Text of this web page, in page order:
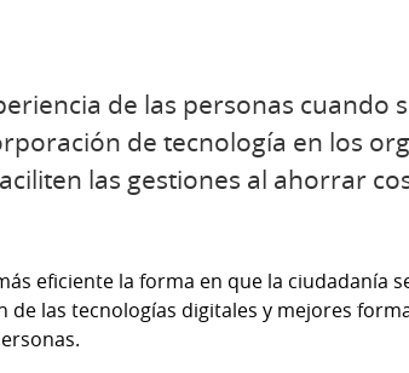
de las personas cuando
de tecnología en los
las gestiones al ahorrar
eficiente la forma en que la ciudadanía
de las tecnologías digitales y mejores